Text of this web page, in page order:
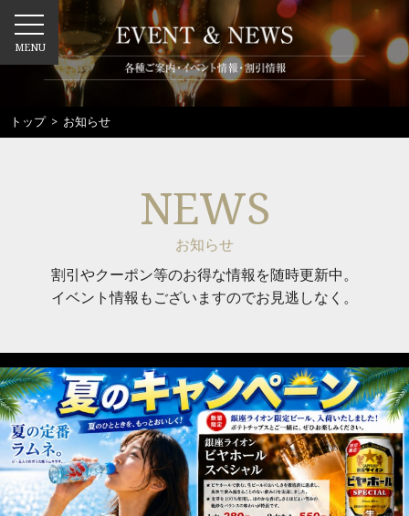
MENU
トップ> お知らせ
NEWS
お知らせ
割引やクーポン等のお得な情報を随時更新中。
イベント情報もございますのでお見逃しなく。